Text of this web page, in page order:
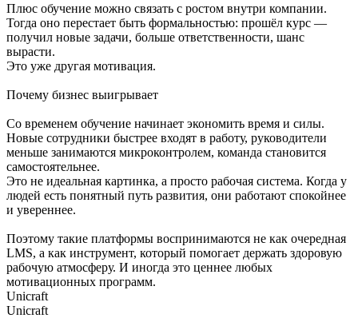
Плюс обучение можно связать с ростом внутри компании.
Тогда оно перестает быть формальностью: прошёл курс —
получил новые задачи, больше ответственности, шанс
вырасти.
Это уже другая мотивация.
Почему бизнес выигрывает
Со временем обучение начинает экономить время и силы.
Новые сотрудники быстрее входят в работу, руководители
меньше занимаются микроконтролем, команда становится
самостоятельнее.
Это не идеальная картинка, а просто рабочая система. Когда у
людей есть понятный путь развития, они работают спокойнее
и увереннее.
Поэтому такие платформы воспринимаются не как очередная
LMS, а как инструмент, который помогает держать здоровую
рабочую атмосферу. И иногда это ценнее любых
мотивационных программ.
Unicraft
Unicraft